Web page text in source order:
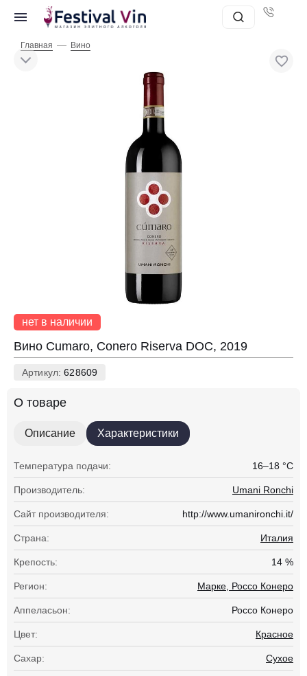
Главная — Вино
нет в наличии
Вино Cumaro, Conero Riserva DOC, 2019
Артикул:628609
О товаре
Описание Характеристики
Температура подачи: 16–18 °С
Производитель: Umani Ronchi
Сайт производителя: http://www.umanironchi.it/
Страна: Италия
Крепость: 14 %
Регион: Марке, Россо Конеро
Аппеласьон: Россо Конеро
Цвет: Красное
Сахар: Сухое